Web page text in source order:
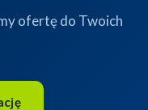
ofertę do Twoich